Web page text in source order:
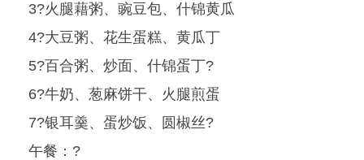
3?火腿藉粥、豌豆包、什锦黄瓜
4?大豆粥、花生蛋糕、黄瓜丁
5?百合粥、炒面、什锦蛋丁?
6?牛奶、葱麻饼干、火腿煎蛋
7?银耳羹、蛋炒饭、圆椒丝?
午餐：?